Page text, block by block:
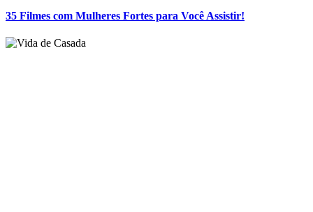
35 Filmes com Mulheres Fortes para Você Assistir!